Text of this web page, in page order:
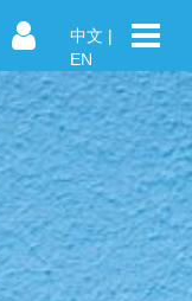
中文 |
EN